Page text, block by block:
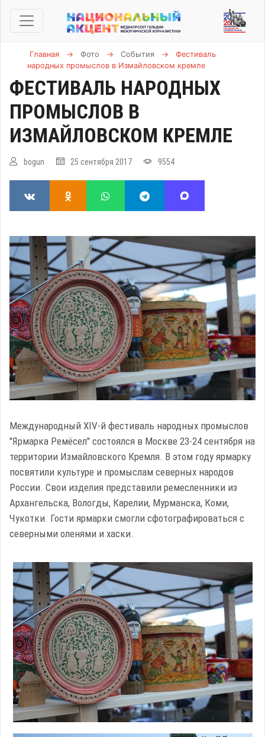
Главная → Фото → События →
Фестиваль
народных промыслов в Измайловском кремле
ФЕСТИВАЛЬ НАРОДНЫХ
ПРОМЫСЛОВ В
ИЗМАЙЛОВСКОМ КРЕМЛЕ
bogun 25 сентября 2017 9554
Международный XIV-й фестиваль народных промыслов
"Ярмарка Ремёсел" состоялся в Москве 23-24 сентября на
территории Измайловского Кремля. В этом году ярмарку
посвятили культуре и промыслам северных народов
России. Свои изделия представили ремесленники из
Архангельска, Вологды, Карелии, Мурманска, Коми,
Чукотки. Гости ярмарки смогли сфотографироваться с
северными оленями и хаски.